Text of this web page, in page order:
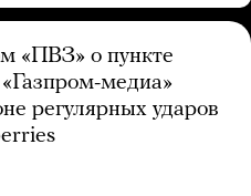
«ПВЗ» о пункте
медиа»
регулярных ударов